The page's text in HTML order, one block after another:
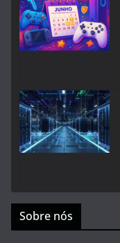
Sobre nós